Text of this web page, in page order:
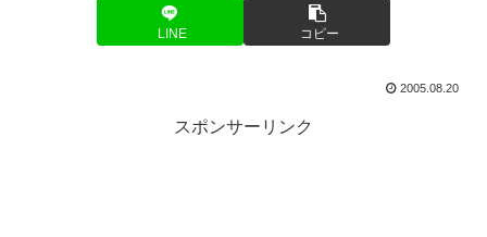
LINE コピー
2005.08.20
スポンサーリンク